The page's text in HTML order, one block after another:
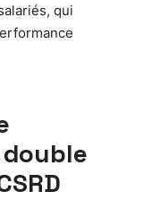
qui